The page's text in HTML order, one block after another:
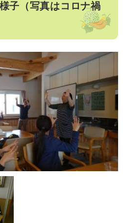
子（写真はコロナ禍